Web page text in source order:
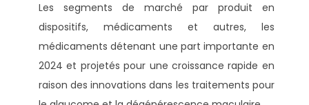
Les segments de marché par produit en
dispositifs, médicaments et autres, les
médicaments détenant une part importante en
2024 et projetés pour une croissance rapide en
raison des innovations dans les traitements pour